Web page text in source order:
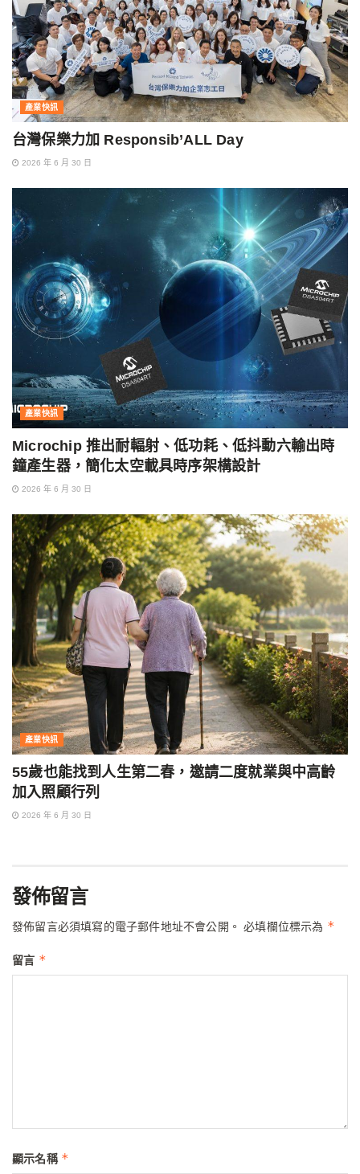
產業快訊
台灣保樂力加 Responsib’ALL Day
2026 年 6 月 30 日
產業快訊
Microchip 推出耐輻射、低功耗、低抖動六輸出時
鐘產生器，簡化太空載具時序架構設計
2026 年 6 月 30 日
產業快訊
55歲也能找到人生第二春，邀請二度就業與中高齡
加入照顧行列
2026 年 6 月 30 日
發佈留言
發佈留言必須填寫的電子郵件地址不會公開。 必填欄位標示為 *
留言 *
顯示名稱 *